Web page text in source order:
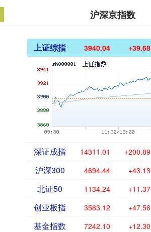
沪深京指数
上证综指 3940.04 +39.68
深证成指 14311.01 +200.89
沪深300 4694.44 +43.13
北证50 1134.24 +11.37
创业板指 3563.12 +47.56
基金指数 7242.10 +12.30